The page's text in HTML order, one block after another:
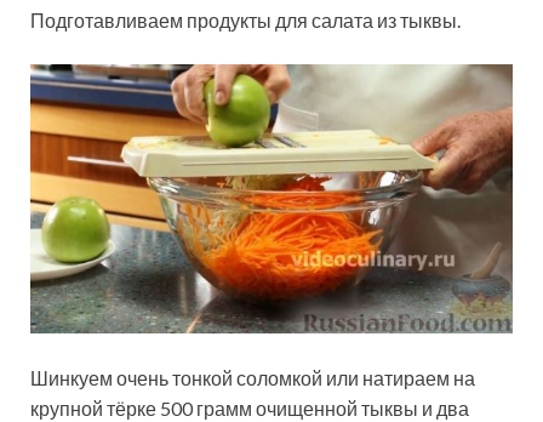
Подготавливаем продукты для салата из тыквы.
Шинкуем очень тонкой соломкой или натираем на
крупной тёрке 500 грамм очищенной тыквы и два